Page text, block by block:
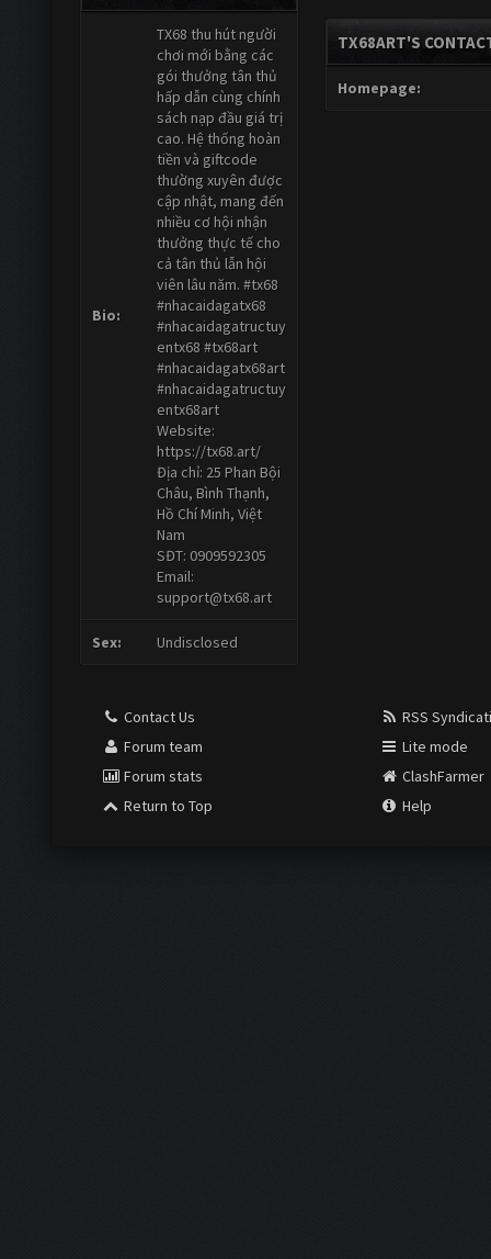
Bio:
TX68 thu hút người
chơi mới bằng các
gói thưởng tân thủ
hấp dẫn cùng chính
sách nạp đầu giá trị
cao. Hệ thống hoàn
tiền và giftcode
thường xuyên được
cập nhật, mang đến
nhiều cơ hội nhận
thưởng thực tế cho
cả tân thủ lẫn hội
viên lâu năm. #tx68
#nhacaidagatx68
#nhacaidagatructuy
entx68 #tx68art
#nhacaidagatx68art
#nhacaidagatructuy
entx68art
Website:
https://tx68.art/
Địa chỉ: 25 Phan Bội
Châu, Bình Thạnh,
Hồ Chí Minh, Việt
Nam
SĐT: 0909592305
Email:
support@tx68.art
Sex: Undisclosed
TX68ART'S
Homepage:
Contact Us
Forum team
Forum stats
Return to Top
RSS
Lite mode
ClashFarmer
Help